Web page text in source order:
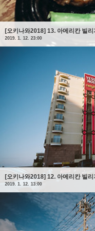
2019. 1. 12. 23:00
[오키나와2018] 12. 아메리칸 빌
2019. 1. 12. 13:00